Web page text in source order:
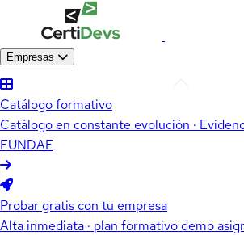
Empresas
Catálogo formativo
Catálogo en constante evolución ·
FUNDAE
Probar gratis con tu empresa
Alta inmediata · plan formativo demo